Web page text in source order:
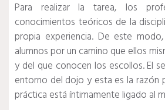
Para realizar la tarea, los
conocimientos teóricos de la
propia experiencia. De este
alumnos por un camino que ellos
y del que conocen los escollos. El
entorno del dojo y esta es la razón
práctica está íntimamente ligado al